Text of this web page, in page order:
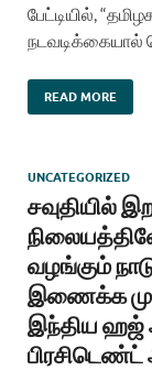
பேட்டியில்,
READ MORE
UNCATEGORIZED
சவுதியில்
வழங்கும்
இணைக்க
இந்திய ஹஜ்
பிரசிடெண்ட்